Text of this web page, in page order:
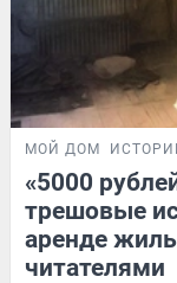
МОЙ ДОМ
«5000
трешовые
аренде
читателями